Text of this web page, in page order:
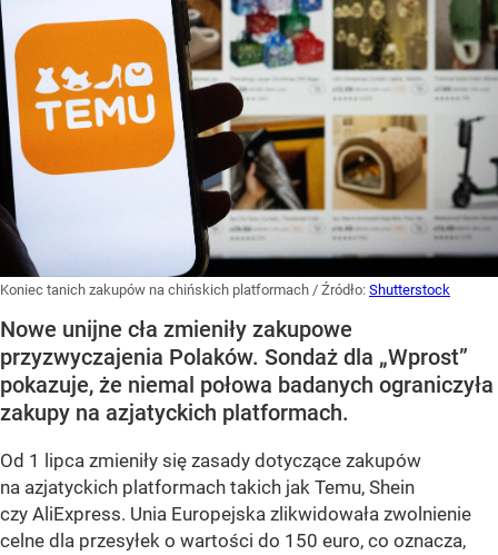
Koniec tanich zakupów na chińskich platformach / Źródło: Shutterstock
Nowe unijne cła zmieniły zakupowe
przyzwyczajenia Polaków. Sondaż dla „Wprost”
pokazuje, że niemal połowa badanych ograniczyła
zakupy na azjatyckich platformach.
Od 1 lipca zmieniły się zasady dotyczące zakupów
na azjatyckich platformach takich jak Temu, Shein
czy AliExpress. Unia Europejska zlikwidowała zwolnienie
celne dla przesyłek o wartości do 150 euro, co oznacza,